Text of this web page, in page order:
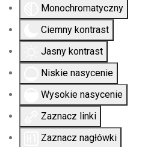
Monochromatyczny
Ciemny kontrast
Jasny kontrast
Niskie nasycenie
Wysokie nasycenie
Zaznacz linki
Zaznacz nagłówki